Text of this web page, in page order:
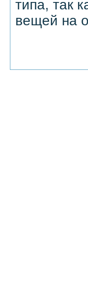
типа, так
вещей на